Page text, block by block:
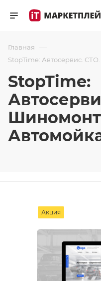
Главная —
StopTime: Автосервис.
StopTime:
Акция